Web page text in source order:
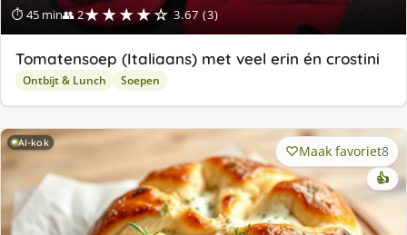
⏱ 45 min👥 2★★★★☆ 3.67 (3)
Tomatensoep (Italiaans) met veel erin én crostini
Ontbijt & Lunch Soepen
AI-kok Maak favoriet8
👍